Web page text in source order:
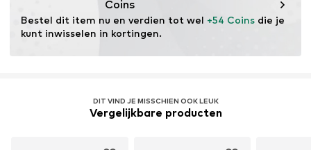
Coins
Bestel dit item nu en verdien tot wel +54 Coins die je
kunt inwisselen in kortingen.
DIT VIND JE MISSCHIEN OOK LEUK
Vergelijkbare producten